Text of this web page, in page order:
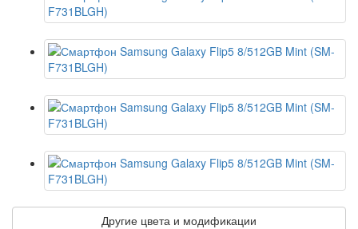
Другие цвета и модификации